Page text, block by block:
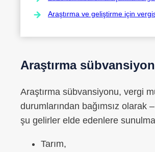
Araştırma ve geliştirme için
Araştırma
Araştırma sübvansiyonu, vergi
durumlarından bağımsız olarak
şu gelirler elde edenlere
Tarım,